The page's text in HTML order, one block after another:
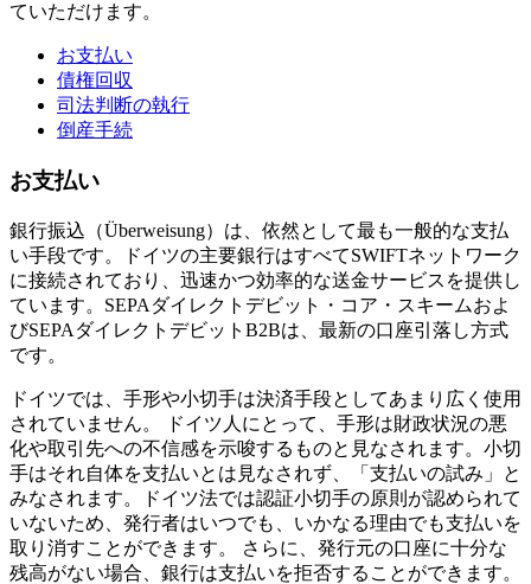
ていただけます。
お支払い
債権回収
司法判断の執行
倒産手続
お支払い
銀行振込（Überweisung）は、依然として最も一般的な支払
い手段です。ドイツの主要銀行はすべてSWIFTネットワーク
に接続されており、迅速かつ効率的な送金サービスを提供し
ています。SEPAダイレクトデビット・コア・スキームおよ
びSEPAダイレクトデビットB2Bは、最新の口座引落し方式
です。
ドイツでは、手形や小切手は決済手段としてあまり広く使用
されていません。 ドイツ人にとって、手形は財政状況の悪
化や取引先への不信感を示唆するものと見なされます。小切
手はそれ自体を支払いとは見なされず、「支払いの試み」と
みなされます。ドイツ法では認証小切手の原則が認められて
いないため、発行者はいつでも、いかなる理由でも支払いを
取り消すことができます。 さらに、発行元の口座に十分な
残高がない場合、銀行は支払いを拒否することができます。